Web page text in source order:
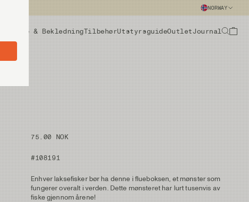
NORWAY
Vadere & BekledningTilbehørUtstyrsguideOutletJournal
75.00 NOK
#108191
Enhver laksefisker bør ha denne i flueboksen, et mønster som
fungerer overalt i verden. Dette mønsteret har lurt tusenvis av
fiske gjennom årene!